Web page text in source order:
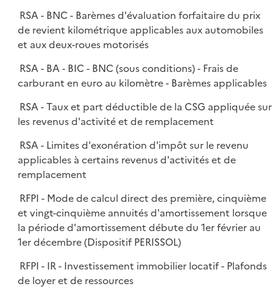
RSA - BNC - Barèmes d'évaluation forfaitaire du prix
de revient kilométrique applicables aux automobiles
et aux deux-roues motorisés
RSA - BA - BIC - BNC (sous conditions) - Frais de
carburant en euro au kilomètre - Barèmes applicables
RSA - Taux et part déductible de la CSG appliquée sur
les revenus d'activité et de remplacement
RSA - Limites d'exonération d'impôt sur le revenu
applicables à certains revenus d'activités et de
remplacement
RFPI - Mode de calcul direct des première, cinquième
et vingt-cinquième annuités d'amortissement lorsque
la période d'amortissement débute du 1er février au
1er décembre (Dispositif PERISSOL)
RFPI - IR - Investissement immobilier locatif - Plafonds
de loyer et de ressources